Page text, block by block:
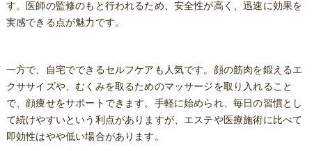
す。医師の監修のもと行われるため、安全性が高く、迅速に効果を
実感できる点が魅力です。
一方で、自宅でできるセルフケアも人気です。顔の筋肉を鍛えるエ
クササイズや、むくみを取るためのマッサージを取り入れること
で、顔痩せをサポートできます。手軽に始められ、毎日の習慣とし
て続けやすいという利点がありますが、エステや医療施術に比べて
即効性はやや低い場合があります。